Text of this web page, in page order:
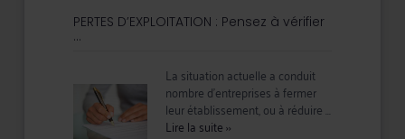
PERTES D’EXPLOITATION : Pensez à vérifier
...
La situation actuelle a conduit
nombre d’entreprises à fermer
leur établissement, ou à réduire ...
Lire la suite››